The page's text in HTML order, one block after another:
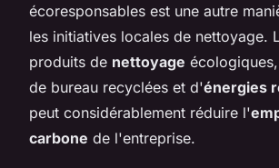
écoresponsables est une autre
les initiatives locales de nettoyage.
produits de nettoyage
de bureau recyclées et d'énergies
peut considérablement réduire l'
carbone de l'entreprise.